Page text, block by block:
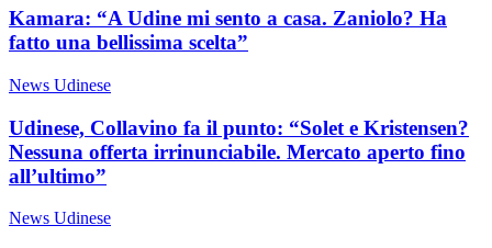
Kamara: “A Udine mi sento a casa. Zaniolo? Ha
fatto una bellissima scelta”
News Udinese
Udinese, Collavino fa il punto: “Solet e Kristensen?
Nessuna offerta irrinunciabile. Mercato aperto fino
all’ultimo”
News Udinese